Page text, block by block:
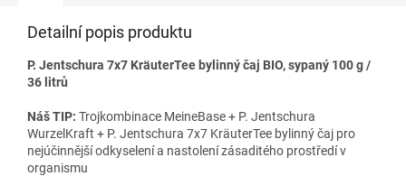
Detailní popis produktu
P. Jentschura 7x7 KräuterTee bylinný čaj BIO, sypaný 100 g /
36 litrů
Náš TIP: Trojkombinace MeineBase + P. Jentschura
WurzelKraft + P. Jentschura 7x7 KräuterTee bylinný čaj pro
nejúčinnější odkyselení a nastolení zásaditého prostředí v
organismu